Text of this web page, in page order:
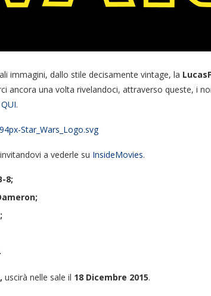
immagini, dallo stile decisamente vintage, la
ancora una volta rivelandoci, attraverso queste, i
QUI.
a vederle su InsideMovies.
8;
uscirà nelle sale il 18 Dicembre 2015.